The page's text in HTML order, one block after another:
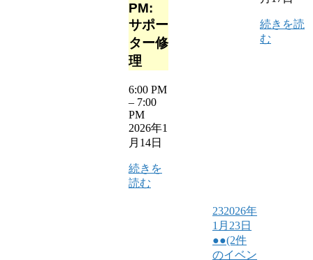
PM:
サポー
ター修
理
6:00 PM
– 7:00
PM
2026年1
月14日
続きを
読む
続きを読
む
232026年
1月23日
●●(2件
のイベン